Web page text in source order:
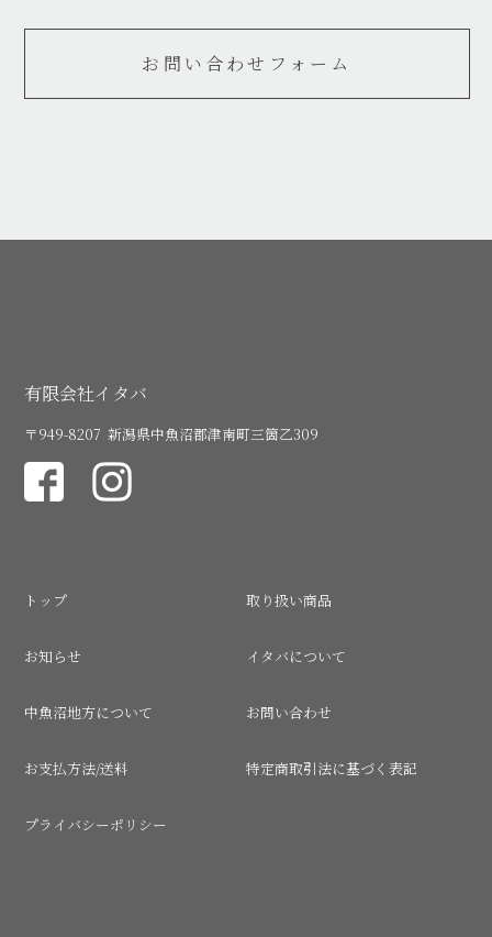
お問い合わせフォーム
有限会社イタバ
〒949-8207 新潟県中魚沼郡津南町三箇乙309
トップ 取り扱い商品
お知らせ イタバについて
中魚沼地方について お問い合わせ
お支払方法/送料 特定商取引法に基づく表記
プライバシーポリシー